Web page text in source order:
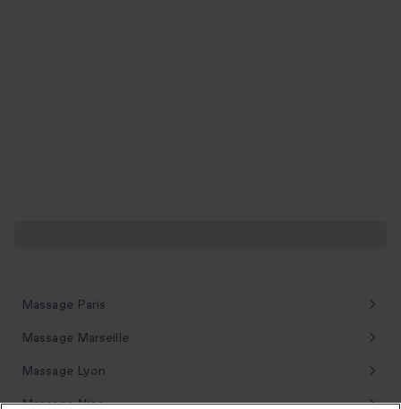
Massage Paris
Massage Marseille
Massage Lyon
Massage Nice